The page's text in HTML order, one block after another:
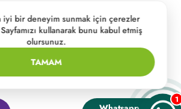
1
iyi bir deneyim sunmak için çerezler
kullanarak bunu kabul etmiş
olursunuz.
TAMAM